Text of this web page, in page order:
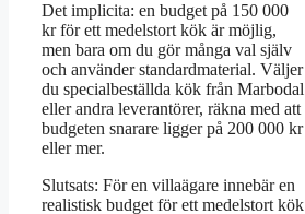
Det implicita: en budget på 150 000
kr för ett medelstort kök är möjlig,
men bara om du gör många val själv
och använder standardmaterial. Väljer
du specialbeställda kök från Marbodal
eller andra leverantörer, räkna med att
budgeten snarare ligger på 200 000 kr
eller mer.
Slutsats: För en villaägare innebär en
realistisk budget för ett medelstort kök